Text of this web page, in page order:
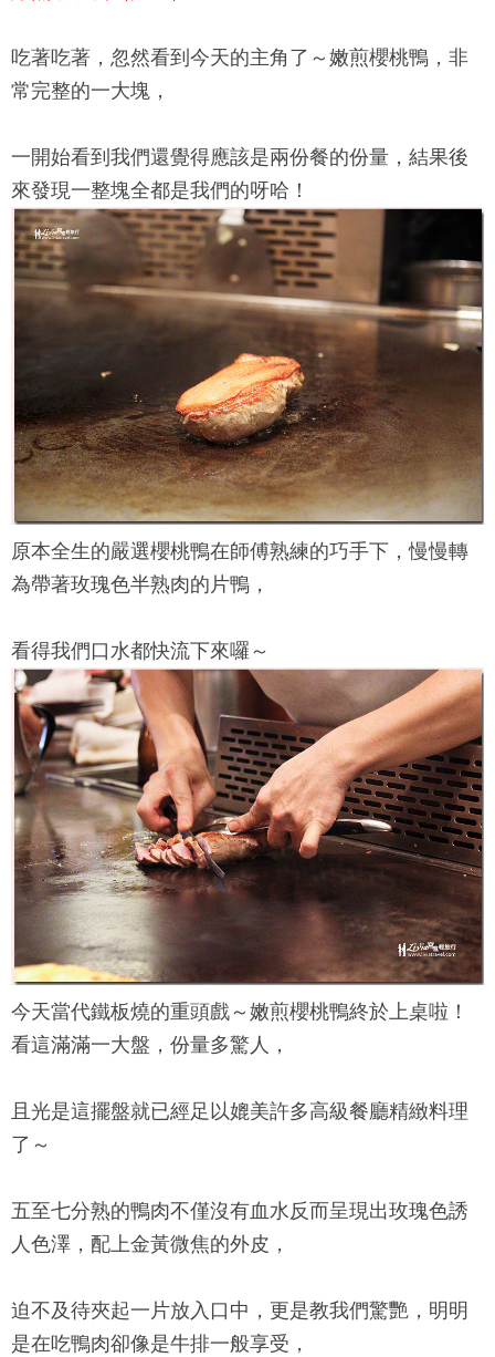
吃著吃著，忽然看到今天的主角了～嫩煎櫻桃鴨，非
常完整的一大塊，
一開始看到我們還覺得應該是兩份餐的份量，結果後
來發現一整塊全都是我們的呀哈！
原本全生的嚴選櫻桃鴨在師傅熟練的巧手下，慢慢轉
為帶著玫瑰色半熟肉的片鴨，
看得我們口水都快流下來囉～
今天當代鐵板燒的重頭戲～嫩煎櫻桃鴨終於上桌啦！
看這滿滿一大盤，份量多驚人，
且光是這擺盤就已經足以媲美許多高級餐廳精緻料理
了～
五至七分熟的鴨肉不僅沒有血水反而呈現出玫瑰色誘
人色澤，配上金黃微焦的外皮，
迫不及待夾起一片放入口中，更是教我們驚艷，明明
是在吃鴨肉卻像是牛排一般享受，